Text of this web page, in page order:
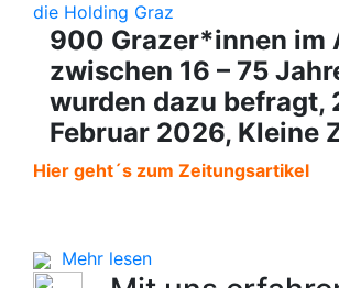
die Holding Graz
900 Grazer*innen im
zwischen 16 – 75
wurden dazu befragt,
Februar 2026, Kleine
Hier geht´s zum Zeitungsartikel
Mehr lesen